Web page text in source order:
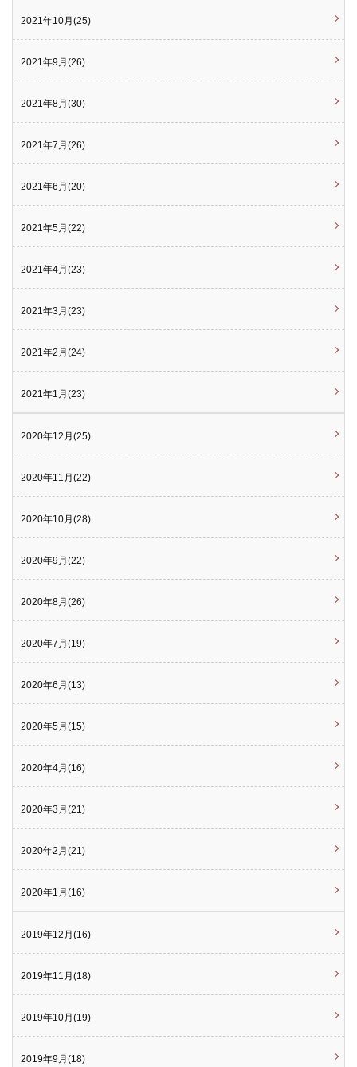
2021年10月(25)
2021年9月(26)
2021年8月(30)
2021年7月(26)
2021年6月(20)
2021年5月(22)
2021年4月(23)
2021年3月(23)
2021年2月(24)
2021年1月(23)
2020年12月(25)
2020年11月(22)
2020年10月(28)
2020年9月(22)
2020年8月(26)
2020年7月(19)
2020年6月(13)
2020年5月(15)
2020年4月(16)
2020年3月(21)
2020年2月(21)
2020年1月(16)
2019年12月(16)
2019年11月(18)
2019年10月(19)
2019年9月(18)